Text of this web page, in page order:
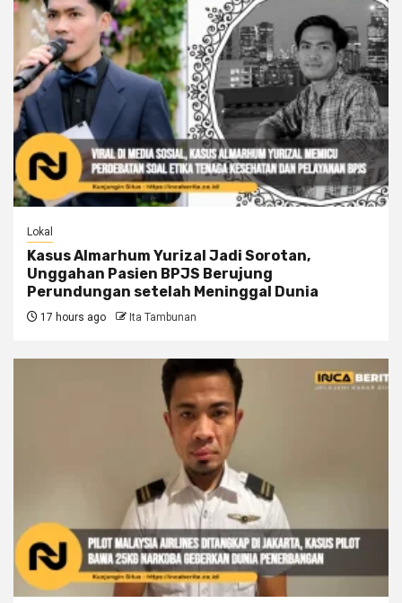
Lokal
Kasus Almarhum Yurizal Jadi Sorotan,
Unggahan Pasien BPJS Berujung
Perundungan setelah Meninggal Dunia
17 hours ago Ita Tambunan